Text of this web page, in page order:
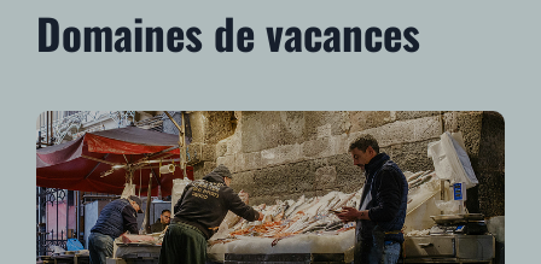
Domaines de vacances